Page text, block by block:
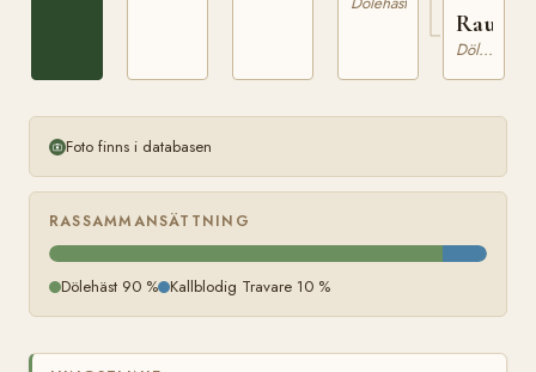
Raua
Dölehäst
Foto finns i databasen
RASSAMMANSÄTTNING
Dölehäst 90 % Kallblodig Travare 10 %